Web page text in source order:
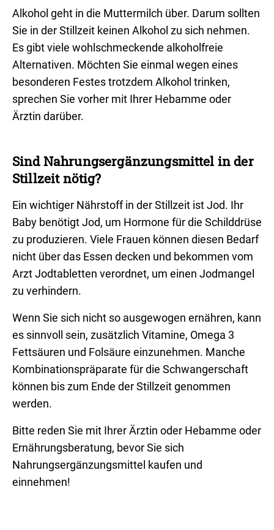
Alkohol geht in die Muttermilch über. Darum sollten
Sie in der Stillzeit keinen Alkohol zu sich nehmen.
Es gibt viele wohlschmeckende alkoholfreie
Alternativen. Möchten Sie einmal wegen eines
besonderen Festes trotzdem Alkohol trinken,
sprechen Sie vorher mit Ihrer Hebamme oder
Ärztin darüber.
Sind Nahrungsergänzungsmittel in der
Stillzeit nötig?​
Ein wichtiger Nährstoff in der Stillzeit ist Jod. Ihr
Baby benötigt Jod, um Hormone für die Schilddrüse
zu produzieren. Viele Frauen können diesen Bedarf
nicht über das Essen decken und bekommen vom
Arzt Jodtabletten verordnet, um einen Jodmangel
zu verhindern.
Wenn Sie sich nicht so ausgewogen ernähren, kann
es sinnvoll sein, zusätzlich Vitamine, Omega 3
Fettsäuren und Folsäure einzunehmen. Manche
Kombinationspräparate für die Schwangerschaft
können bis zum Ende der Stillzeit genommen
werden.
Bitte reden Sie mit Ihrer Ärztin oder Hebamme oder
Ernährungsberatung, bevor Sie sich
Nahrungsergänzungsmittel kaufen und
einnehmen!